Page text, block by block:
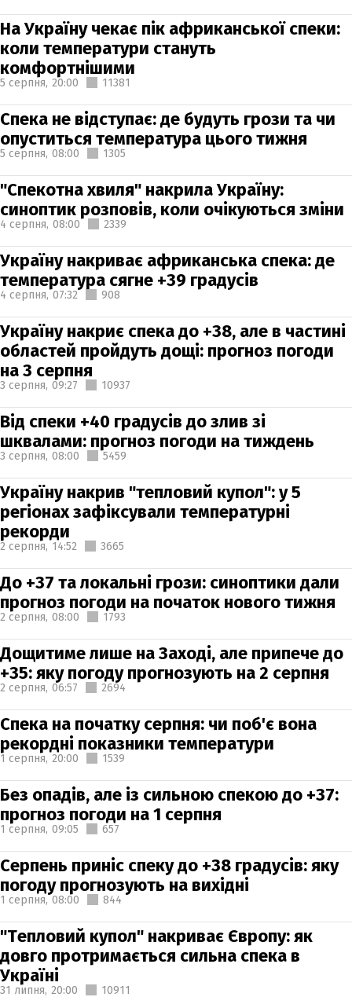
На Україну чекає пік африканської спеки:
коли температури стануть
комфортнішими
5 серпня, 20:00 11381
Спека не відступає: де будуть грози та чи
опуститься температура цього тижня
5 серпня, 08:00 1305
"Спекотна хвиля" накрила Україну:
синоптик розповів, коли очікуються зміни
4 серпня, 08:00 2339
Україну накриває африканська спека: де
температура сягне +39 градусів
4 серпня, 07:32 908
Україну накриє спека до +38, але в частині
областей пройдуть дощі: прогноз погоди
на 3 серпня
3 серпня, 09:27 10937
Від спеки +40 градусів до злив зі
шквалами: прогноз погоди на тиждень
3 серпня, 08:00 5459
Україну накрив "тепловий купол": у 5
регіонах зафіксували температурні
рекорди
2 серпня, 14:52 3665
До +37 та локальні грози: синоптики дали
прогноз погоди на початок нового тижня
2 серпня, 08:00 1793
Дощитиме лише на Заході, але припече до
+35: яку погоду прогнозують на 2 серпня
2 серпня, 06:57 2694
Спека на початку серпня: чи поб'є вона
рекордні показники температури
1 серпня, 20:00 1539
Без опадів, але із сильною спекою до +37:
прогноз погоди на 1 серпня
1 серпня, 09:05 657
Серпень приніс спеку до +38 градусів: яку
погоду прогнозують на вихідні
1 серпня, 08:00 844
"Тепловий купол" накриває Європу: як
довго протримається сильна спека в
Україні
31 липня, 20:00 10911